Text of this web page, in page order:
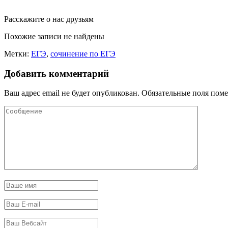
Расскажите о нас друзьям
Похожие записи не найдены
Метки: ЕГЭ, сочинение по ЕГЭ
Добавить комментарий
Ваш адрес email не будет опубликован. Обязательные поля